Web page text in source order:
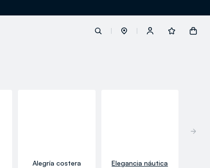
Alegría costera Elegancia náutica